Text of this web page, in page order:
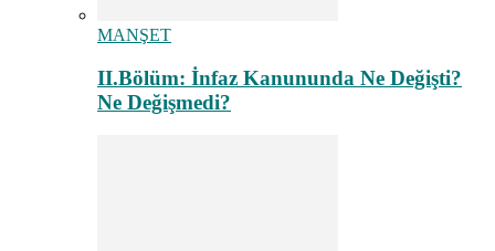
MANŞET
II.Bölüm: İnfaz Kanununda Ne Değişti?
Ne Değişmedi?